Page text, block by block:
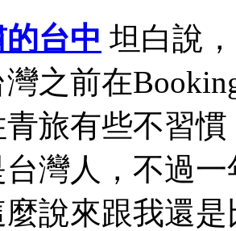
台中 坦白說
之前在
旅有些不習
灣人，不過
說來跟我還